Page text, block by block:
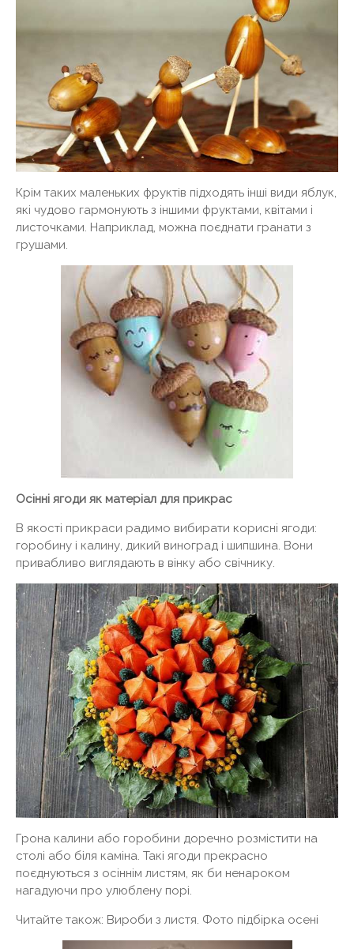
Крім таких маленьких фруктів підходять інші види яблук,
які чудово гармонують з іншими фруктами, квітами і
листочками. Наприклад, можна поєднати гранати з
грушами.
Осінні ягоди як матеріал для прикрас
В якості прикраси радимо вибирати корисні ягоди:
горобину і калину, дикий виноград і шипшина. Вони
привабливо виглядають в вінку або свічнику.
Грона калини або горобини доречно розмістити на
столі або біля каміна. Такі ягоди прекрасно
поєднуються з осіннім листям, як би ненароком
нагадуючи про улюблену порі.
Читайте також: Вироби з листя. Фото підбірка осені